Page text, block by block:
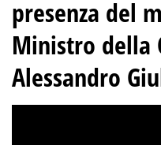
presenza del
Ministro della
Alessandro